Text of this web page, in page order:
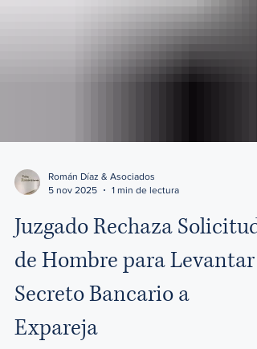
5 nov 2025
1 min de lectura
Juzgado Rechaza Solicitud
de Hombre para Levantar
Secreto Bancario a